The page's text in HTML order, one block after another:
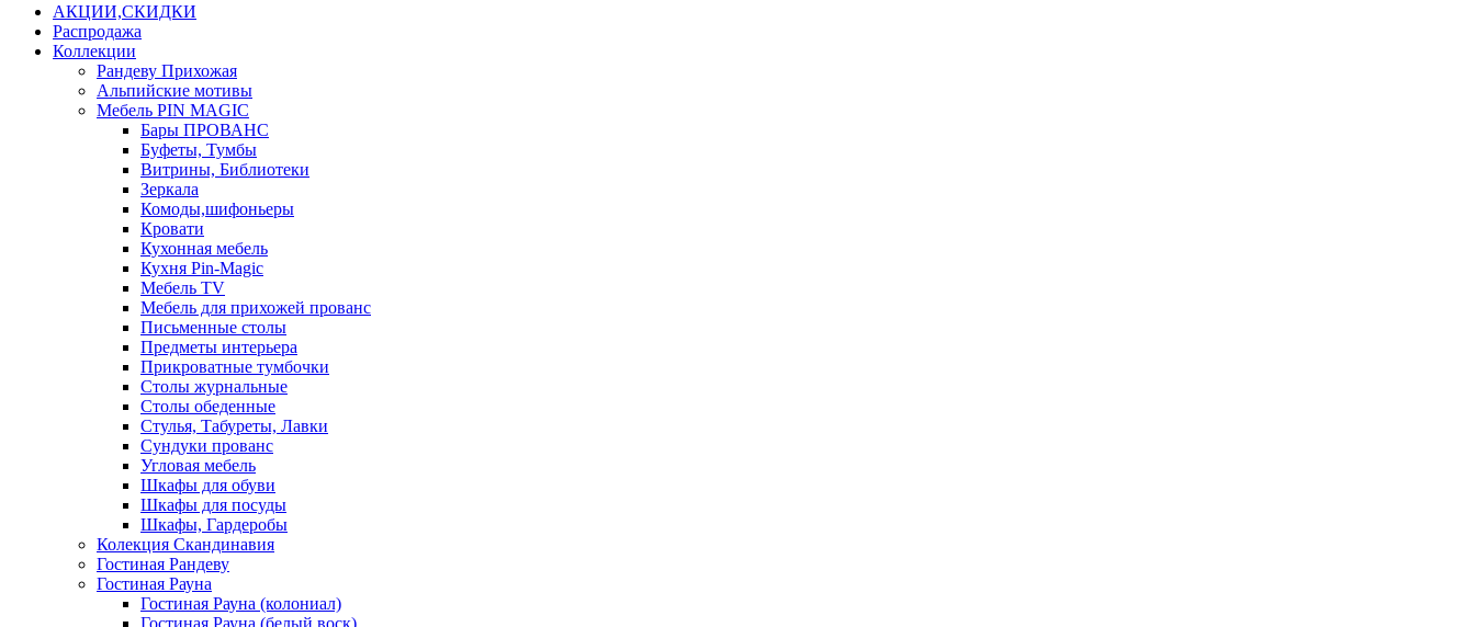
АКЦИИ,СКИДКИ
Распродажа
Коллекции
Рандеву Прихожая
Альпийские мотивы
Мебель PIN MAGIС
Бары ПРОВАНС
Буфеты, Тумбы
Витрины, Библиотеки
Зеркала
Комоды,шифоньеры
Кровати
Кухонная мебель
Кухня Pin-Magic
Мебель TV
Мебель для прихожей прованс
Письменные столы
Предметы интерьера
Прикроватные тумбочки
Столы журнальные
Столы обеденные
Стулья, Табуреты, Лавки
Сундуки прованс
Угловая мебель
Шкафы для обуви
Шкафы для посуды
Шкафы, Гардеробы
Колекция Скандинавия
Гостиная Рандеву
Гостиная Рауна
Гостиная Рауна (колониал)
Гостиная Рауна (белый воск)